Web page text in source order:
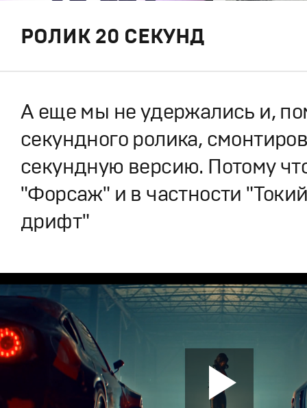
РОЛИК 20 СЕКУНД
А еще мы не удержались и,
секундного ролика,
секундную версию. Потому
"Форсаж" и в частности
дрифт"